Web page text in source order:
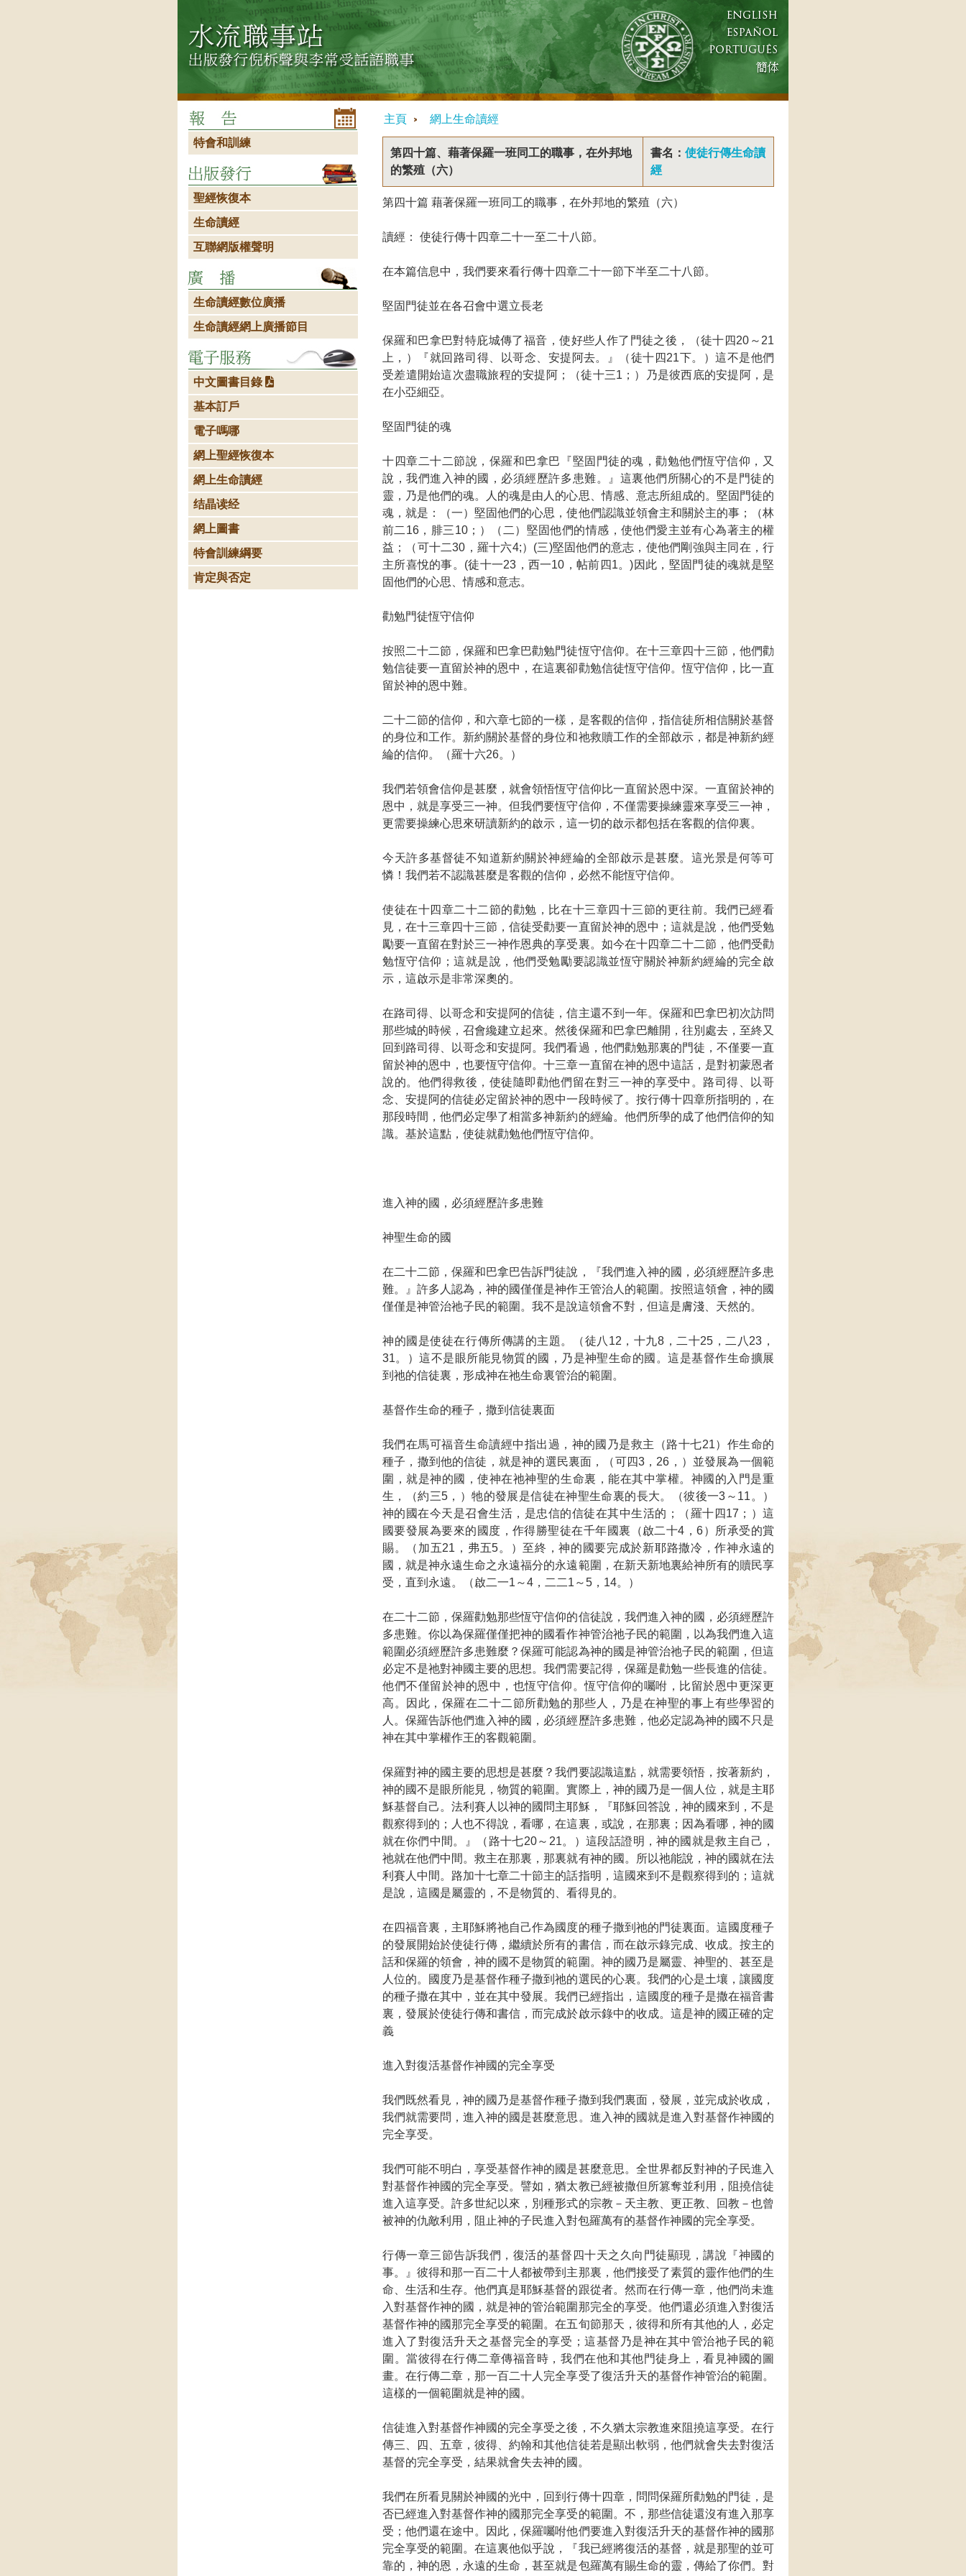
主頁 網上生命讀經
第四十篇、藉著保羅一班同工的職事，在外邦地
的繁殖（六）
書名： 使徒行傳生命讀
經
第四十篇 藉著保羅一班同工的職事，在外邦地的繁殖（六）
讀經： 使徒行傳十四章二十一至二十八節。
在本篇信息中，我們要來看行傳十四章二十一節下半至二十八節。
堅固門徒並在各召會中選立長老
保羅和巴拿巴對特庇城傳了福音，使好些人作了門徒之後，（徒十四20～21
上，）『就回路司得、以哥念、安提阿去。』（徒十四21下。）這不是他們
受差遣開始這次盡職旅程的安提阿；（徒十三1；）乃是彼西底的安提阿，是
在小亞細亞。
堅固門徒的魂
十四章二十二節說，保羅和巴拿巴『堅固門徒的魂，勸勉他們恆守信仰，又
說，我們進入神的國，必須經歷許多患難。』這裏他們所關心的不是門徒的
靈，乃是他們的魂。人的魂是由人的心思、情感、意志所組成的。堅固門徒的
魂，就是：（一）堅固他們的心思，使他們認識並領會主和關於主的事；（林
前二16，腓三10；）（二）堅固他們的情感，使他們愛主並有心為著主的權
益；（可十二30，羅十六4;）(三)堅固他們的意志，使他們剛強與主同在，行
主所喜悅的事。(徒十一23，西一10，帖前四1。)因此，堅固門徒的魂就是堅
固他們的心思、情感和意志。
勸勉門徒恆守信仰
按照二十二節，保羅和巴拿巴勸勉門徒恆守信仰。在十三章四十三節，他們勸
勉信徒要一直留於神的恩中，在這裏卻勸勉信徒恆守信仰。恆守信仰，比一直
留於神的恩中難。
二十二節的信仰，和六章七節的一樣，是客觀的信仰，指信徒所相信關於基督
的身位和工作。新約關於基督的身位和祂救贖工作的全部啟示，都是神新約經
綸的信仰。（羅十六26。）
我們若領會信仰是甚麼，就會領悟恆守信仰比一直留於恩中深。一直留於神的
恩中，就是享受三一神。但我們要恆守信仰，不僅需要操練靈來享受三一神，
更需要操練心思來研讀新約的啟示，這一切的啟示都包括在客觀的信仰裏。
今天許多基督徒不知道新約關於神經綸的全部啟示是甚麼。這光景是何等可
憐！我們若不認識甚麼是客觀的信仰，必然不能恆守信仰。
使徒在十四章二十二節的勸勉，比在十三章四十三節的更往前。我們已經看
見，在十三章四十三節，信徒受勸要一直留於神的恩中；這就是說，他們受勉
勵要一直留在對於三一神作恩典的享受裏。如今在十四章二十二節，他們受勸
勉恆守信仰；這就是說，他們受勉勵要認識並恆守關於神新約經綸的完全啟
示，這啟示是非常深奧的。
在路司得、以哥念和安提阿的信徒，信主還不到一年。保羅和巴拿巴初次訪問
那些城的時候，召會纔建立起來。然後保羅和巴拿巴離開，往別處去，至終又
回到路司得、以哥念和安提阿。我們看過，他們勸勉那裏的門徒，不僅要一直
留於神的恩中，也要恆守信仰。十三章一直留在神的恩中這話，是對初蒙恩者
說的。他們得救後，使徒隨即勸他們留在對三一神的享受中。路司得、以哥
念、安提阿的信徒必定留於神的恩中一段時候了。按行傳十四章所指明的，在
那段時間，他們必定學了相當多神新約的經綸。他們所學的成了他們信仰的知
識。基於這點，使徒就勸勉他們恆守信仰。
進入神的國，必須經歷許多患難
神聖生命的國
在二十二節，保羅和巴拿巴告訴門徒說，『我們進入神的國，必須經歷許多患
難。』許多人認為，神的國僅僅是神作王管治人的範圍。按照這領會，神的國
僅僅是神管治祂子民的範圍。我不是說這領會不對，但這是膚淺、天然的。
神的國是使徒在行傳所傳講的主題。（徒八12，十九8，二十25，二八23，
31。）這不是眼所能見物質的國，乃是神聖生命的國。這是基督作生命擴展
到祂的信徒裏，形成神在祂生命裏管治的範圍。
基督作生命的種子，撒到信徒裏面
我們在馬可福音生命讀經中指出過，神的國乃是救主（路十七21）作生命的
種子，撒到他的信徒，就是神的選民裏面，（可四3，26，）並發展為一個範
圍，就是神的國，使神在祂神聖的生命裏，能在其中掌權。神國的入門是重
生，（約三5，）牠的發展是信徒在神聖生命裏的長大。（彼後一3～11。）
神的國在今天是召會生活，是忠信的信徒在其中生活的；（羅十四17；）這
國要發展為要來的國度，作得勝聖徒在千年國裏（啟二十4，6）所承受的賞
賜。（加五21，弗五5。）至終，神的國要完成於新耶路撒冷，作神永遠的
國，就是神永遠生命之永遠福分的永遠範圍，在新天新地裏給神所有的贖民享
受，直到永遠。（啟二一1～4，二二1～5，14。）
在二十二節，保羅勸勉那些恆守信仰的信徒說，我們進入神的國，必須經歷許
多患難。你以為保羅僅僅把神的國看作神管治祂子民的範圍，以為我們進入這
範圍必須經歷許多患難麼？保羅可能認為神的國是神管治祂子民的範圍，但這
必定不是祂對神國主要的思想。我們需要記得，保羅是勸勉一些長進的信徒。
他們不僅留於神的恩中，也恆守信仰。恆守信仰的囑咐，比留於恩中更深更
高。因此，保羅在二十二節所勸勉的那些人，乃是在神聖的事上有些學習的
人。保羅告訴他們進入神的國，必須經歷許多患難，他必定認為神的國不只是
神在其中掌權作王的客觀範圍。
保羅對神的國主要的思想是甚麼？我們要認識這點，就需要領悟，按著新約，
神的國不是眼所能見，物質的範圍。實際上，神的國乃是一個人位，就是主耶
穌基督自己。法利賽人以神的國問主耶穌，『耶穌回答說，神的國來到，不是
觀察得到的；人也不得說，看哪，在這裏，或說，在那裏；因為看哪，神的國
就在你們中間。』（路十七20～21。）這段話證明，神的國就是救主自己，
祂就在他們中間。救主在那裏，那裏就有神的國。所以祂能說，神的國就在法
利賽人中間。路加十七章二十節主的話指明，這國來到不是觀察得到的；這就
是說，這國是屬靈的，不是物質的、看得見的。
在四福音裏，主耶穌將祂自己作為國度的種子撒到祂的門徒裏面。這國度種子
的發展開始於使徒行傳，繼續於所有的書信，而在啟示錄完成、收成。按主的
話和保羅的領會，神的國不是物質的範圍。神的國乃是屬靈、神聖的、甚至是
人位的。國度乃是基督作種子撒到祂的選民的心裏。我們的心是土壤，讓國度
的種子撒在其中，並在其中發展。我們已經指出，這國度的種子是撒在福音書
裏，發展於使徒行傳和書信，而完成於啟示錄中的收成。這是神的國正確的定
義
進入對復活基督作神國的完全享受
我們既然看見，神的國乃是基督作種子撒到我們裏面，發展，並完成於收成，
我們就需要問，進入神的國是甚麼意思。進入神的國就是進入對基督作神國的
完全享受。
我們可能不明白，享受基督作神的國是甚麼意思。全世界都反對神的子民進入
對基督作神國的完全享受。譬如，猶太教已經被撒但所篡奪並利用，阻撓信徒
進入這享受。許多世紀以來，別種形式的宗教－天主教、更正教、回教－也曾
被神的仇敵利用，阻止神的子民進入對包羅萬有的基督作神國的完全享受。
行傳一章三節告訴我們，復活的基督四十天之久向門徒顯現，講說『神國的
事。』彼得和那一百二十人都被帶到主那裏，他們接受了素質的靈作他們的生
命、生活和生存。他們真是耶穌基督的跟從者。然而在行傳一章，他們尚未進
入對基督作神的國，就是神的管治範圍那完全的享受。他們還必須進入對復活
基督作神的國那完全享受的範圍。在五旬節那天，彼得和所有其他的人，必定
進入了對復活升天之基督完全的享受；這基督乃是神在其中管治祂子民的範
圍。當彼得在行傳二章傳福音時，我們在他和其他門徒身上，看見神國的圖
畫。在行傳二章，那一百二十人完全享受了復活升天的基督作神管治的範圍。
這樣的一個範圍就是神的國。
信徒進入對基督作神國的完全享受之後，不久猶太宗教進來阻撓這享受。在行
傳三、四、五章，彼得、約翰和其他信徒若是顯出軟弱，他們就會失去對復活
基督的完全享受，結果就會失去神的國。
我們在所看見關於神國的光中，回到行傳十四章，問問保羅所勸勉的門徒，是
否已經進入對基督作神的國那完全享受的範圍。不，那些信徒還沒有進入那享
受；他們還在途中。因此，保羅囑咐他們要進入對復活升天的基督作神的國那
完全享受的範圍。在這裏他似乎說，『我已經將復活的基督，就是那聖的並可
靠的，神的恩，永遠的生命，甚至就是包羅萬有賜生命的靈，傳給了你們。對
特會和訓練
聖經恢復本
生命讀經
互聯網版權聲明
生命讀經數位廣播
生命讀經網上廣播節目
中文圖書目錄
基本訂戶
電子嗎哪
網上聖經恢復本
網上生命讀經
结晶读经
網上圖書
特會訓練綱要
肯定與否定